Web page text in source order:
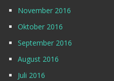
November 2016
Oktober 2016
September 2016
August 2016
Juli 2016